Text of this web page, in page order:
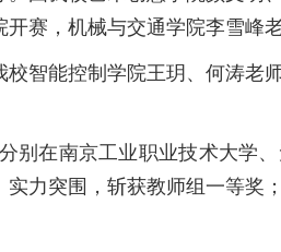
赛，机械与交通学院李雪峰
校智能控制学院王玥、何涛老
别在南京工业职业技术大学
力突围，斩获教师组一等奖